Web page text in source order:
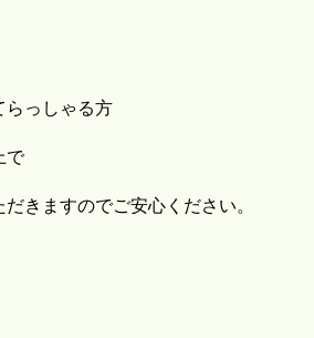
っしゃる方
で
きますのでご安心ください。